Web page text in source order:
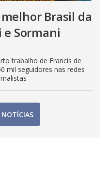
Brasil da
Sormani
trabalho de Francis de
mil seguidores nas redes
NOTÍCIAS